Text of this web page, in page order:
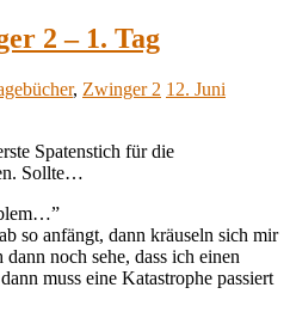
2 – 1. Tag
, Zwinger 2 12. Juni
Spatenstich für die
Sollte…
so anfängt, dann kräuseln sich mir
noch sehe, dass ich einen
muss eine Katastrophe passiert